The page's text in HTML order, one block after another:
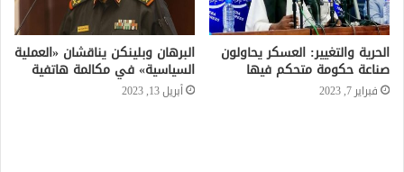
الحرية والتغيير: العسكر يحاولون
صناعة حكومة متحكم فيها
فبراير 7, 2023
البرهان وبلينكن يناقشان «العملية
السياسية» في مكالمة هاتفية
أبريل 13, 2023